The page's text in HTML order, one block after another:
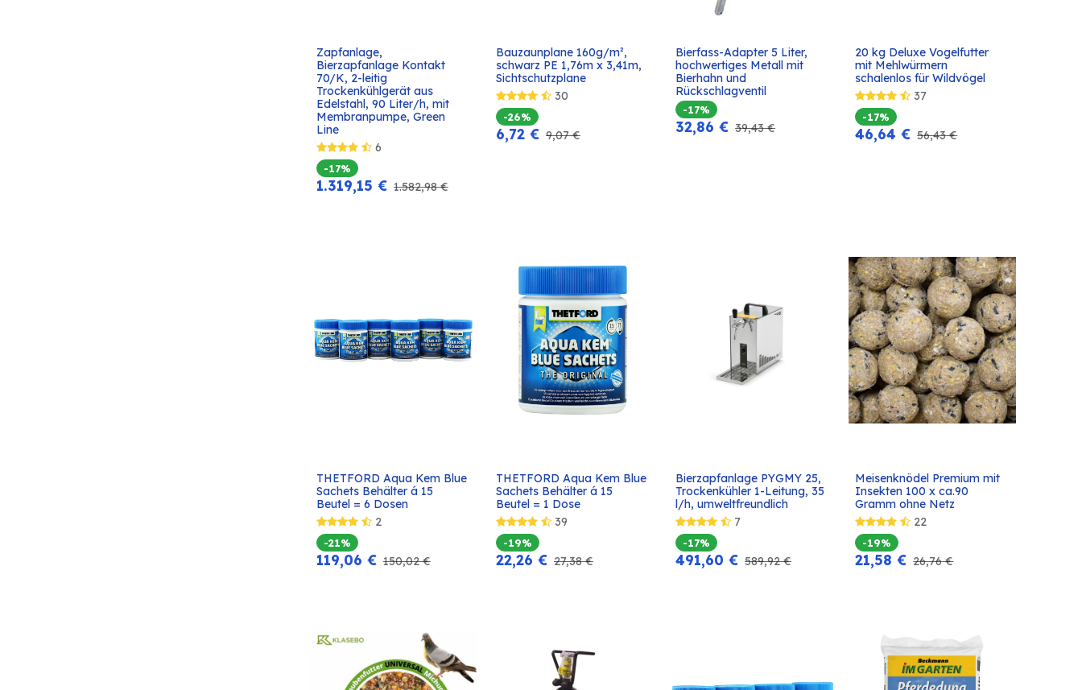
In den
Warenkorb
Zapfanlage,
Bierzapfanlage Kontakt
70/K, 2-leitig
Trockenkühlgerät aus
Edelstahl, 90 Liter/h, mit
Membranpumpe, Green
Line
6
-17%
1.319,15 € 1.582,98€
In den
Warenkorb
Bauzaunplane 160g/m²,
schwarz PE 1,76m x 3,41m,
Sichtschutzplane
30
-26%
6,72€ 9,07€
In den
Warenkorb
Bierfass-Adapter 5 Liter,
hochwertiges Metall mit
Bierhahn und
Rückschlagventil
-17%
32,86 € 39,43€
In den
Warenkorb
20 kg Deluxe Vogelfutter
mit Mehlwürmern
schalenlos für Wildvögel
37
-17%
46,64 € 56,43€
In den
Warenkorb
THETFORD Aqua Kem Blue
Sachets Behälter á 15
Beutel = 6 Dosen
2
-21%
119,06 € 150,02€
In den
Warenkorb
THETFORD Aqua Kem Blue
Sachets Behälter á 15
Beutel = 1 Dose
39
-19%
22,26 € 27,38€
In den
Warenkorb
Bierzapfanlage PYGMY 25,
Trockenkühler 1-Leitung, 35
l/h, umweltfreundlich
7
-17%
491,60 € 589,92€
In den
Warenkorb
Meisenknödel Premium mit
Insekten 100 x ca.90
Gramm ohne Netz
22
-19%
21,58 € 26,76€